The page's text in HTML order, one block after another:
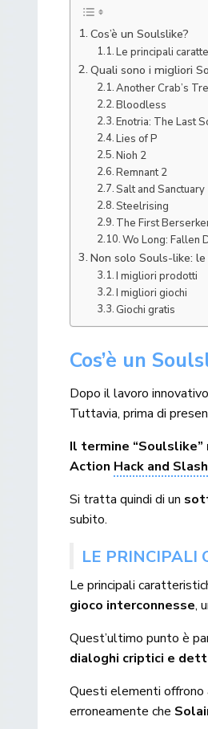
Cos’è un Soulslike?
Le principali
Quali sono i migliori
Another Crab’s
Bloodless
Enotria: The Last
Lies of P
Nioh 2
Remnant 2
Salt and Sanctuary
Steelrising
The First
Wo Long: Fallen
Non solo Souls-like:
I migliori prodotti
I migliori giochi
Giochi gratis
Cos’è un
Dopo il lavoro
Tuttavia, prima di
Il termine
Action Hack and Slash
Si tratta quindi di un
subito.
LE PRINCIPALI
Le principali
gioco interconnesse,
Quest’ultimo punto è
dialoghi criptici e
Questi elementi offrono
erroneamente che